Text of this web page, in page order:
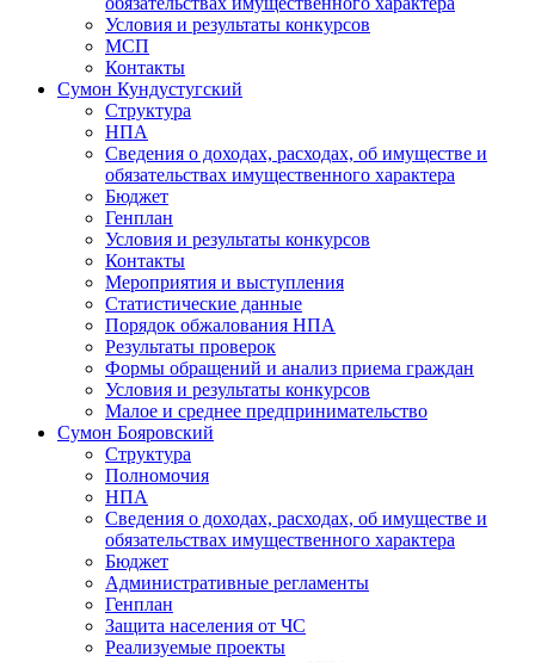
Условия и результаты конкурсов
МСП
Контакты
Сумон Кундустугский
Структура
НПА
Сведения о доходах, расходах, об имуществе и
обязательствах имущественного характера
Бюджет
Генплан
Условия и результаты конкурсов
Контакты
Мероприятия и выступления
Статистические данные
Порядок обжалования НПА
Результаты проверок
Формы обращений и анализ приема граждан
Условия и результаты конкурсов
Малое и среднее предпринимательство
Сумон Бояровский
Структура
Полномочия
НПА
Сведения о доходах, расходах, об имуществе и
обязательствах имущественного характера
Бюджет
Административные регламенты
Генплан
Защита населения от ЧС
Реализуемые проекты